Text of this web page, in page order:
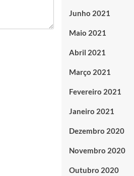
Junho 2021
Maio 2021
Abril 2021
Março 2021
Fevereiro 2021
Janeiro 2021
Dezembro 2020
Novembro 2020
Outubro 2020